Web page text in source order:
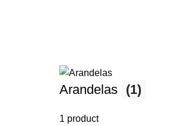
Arandelas (1)
1 product